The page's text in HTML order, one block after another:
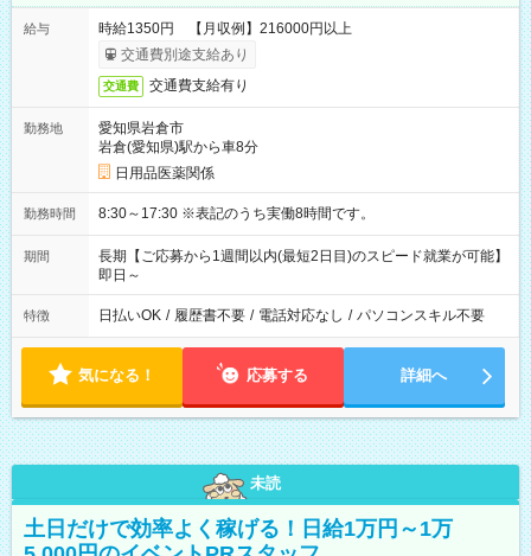
給与
時給1350円 【月収例】216000円以上
交通費別途支給あり
交通費 交通費支給有り
勤務地
愛知県岩倉市
岩倉(愛知県)駅から車8分
日用品医薬関係
勤務時間 8:30～17:30 ※表記のうち実働8時間です。
期間
長期【ご応募から1週間以内(最短2日目)のスピード就業が可能】
即日～
特徴 日払いOK / 履歴書不要 / 電話対応なし / パソコンスキル不要
気になる！ 応募する 詳細へ
未読
土日だけで効率よく稼げる！日給1万円～1万